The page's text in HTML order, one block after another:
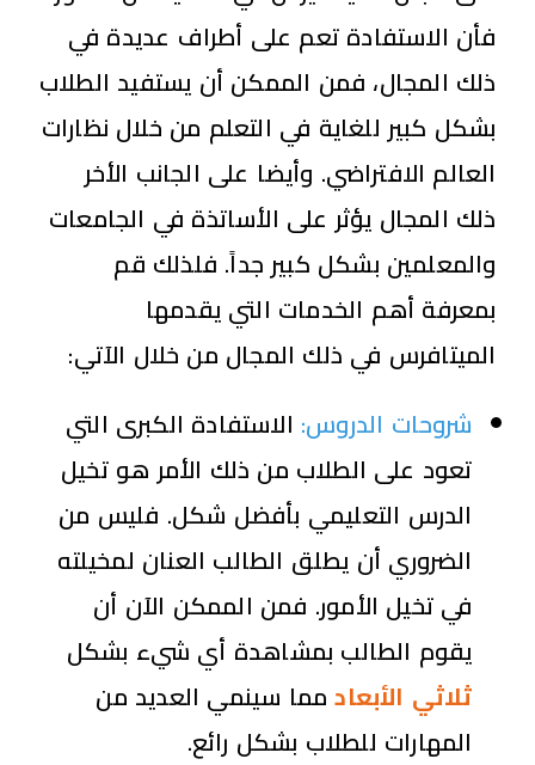
فأن الاستفادة تعم على أطراف عديدة في
ذلك المجال، فمن الممكن أن يستفيد الطلاب
بشكل كبير للغاية في التعلم من خلال نظارات
العالم الافتراضي. وأيضا على الجانب الأخر
ذلك المجال يؤثر على الأساتذة في الجامعات
والمعلمين بشكل كبير جداً. فلذلك قم
بمعرفة أهم الخدمات التي يقدمها
الميتافرس في ذلك المجال من خلال الآتي:
شروحات الدروس: الاستفادة الكبرى التي
تعود على الطلاب من ذلك الأمر هو تخيل
الدرس التعليمي بأفضل شكل. فليس من
الضروري أن يطلق الطالب العنان لمخيلته
في تخيل الأمور. فمن الممكن الآن أن
يقوم الطالب بمشاهدة أي شيء بشكل
ثلاثي الأبعادمما سينمي العديد من
المهارات للطلاب بشكل رائع.